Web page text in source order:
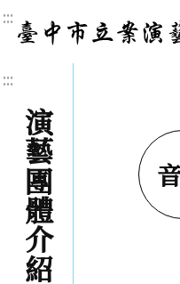
::: 臺中市立
:::
演藝團體介紹